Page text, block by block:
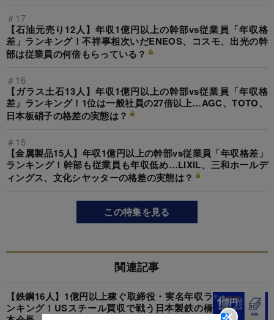
＃17
【石油元売り12人】年収1億円以上の幹部vs従業員「年収格
差」ランキング！不祥事相次いだENEOS、コスモ、出光の幹
部は従業員の何倍もらっている？
＃16
【ガラス土石13人】年収1億円以上の幹部vs従業員「年収格
差」ランキング！1位は一般社員の27倍以上…AGC、TOTO、
日本板硝子の格差の実態は？
＃15
【金属製品15人】年収1億円以上の幹部vs従業員「年収格差」
ランキング！幹部も従業員も年収低め…LIXIL、三和ホールデ
ィングス、文化シヤッターの格差の実態は？
この特集を見る
関連記事
【鉄鋼16人】1億円以上稼ぐ取締役・実名年収ラ
ンキング！USスチール買収で戦う日本製鉄の橋